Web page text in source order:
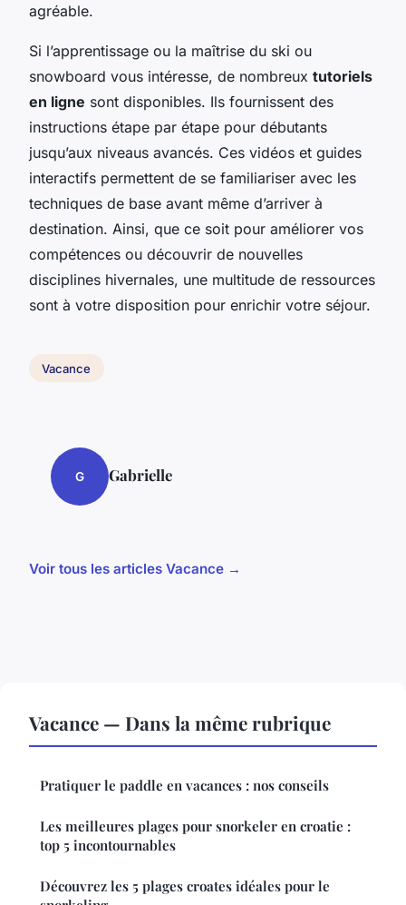
agréable.
Si l’apprentissage ou la maîtrise du ski ou
snowboard vous intéresse, de nombreux tutoriels
en ligne sont disponibles. Ils fournissent des
instructions étape par étape pour débutants
jusqu’aux niveaus avancés. Ces vidéos et guides
interactifs permettent de se familiariser avec les
techniques de base avant même d’arriver à
destination. Ainsi, que ce soit pour améliorer vos
compétences ou découvrir de nouvelles
disciplines hivernales, une multitude de ressources
sont à votre disposition pour enrichir votre séjour.
Vacance
G Gabrielle
Voir tous les articles Vacance →
Vacance — Dans la même rubrique
Pratiquer le paddle en vacances : nos conseils
Les meilleures plages pour snorkeler en croatie :
top 5 incontournables
Découvrez les 5 plages croates idéales pour le